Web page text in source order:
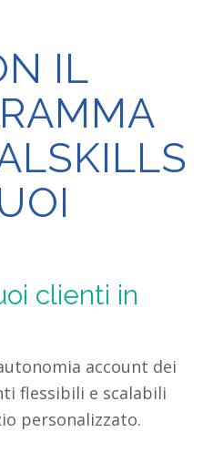
IL
clienti in
account dei
flessibili e scalabili
personalizzato.